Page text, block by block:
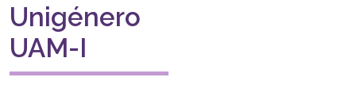
Unigénero
UAM-I